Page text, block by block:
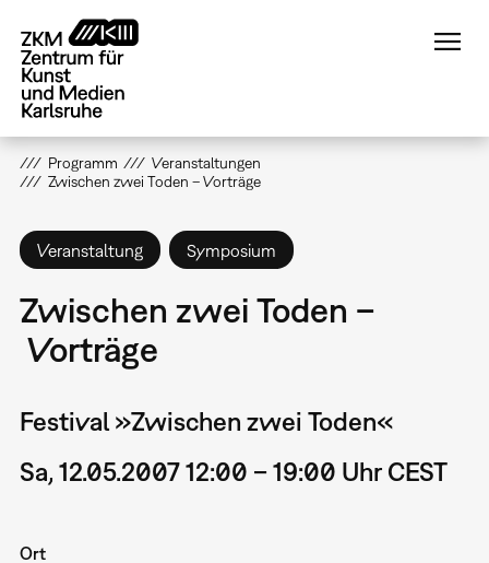
zum
Inhalt
Programm
Veranstaltungen
Zwischen zwei Toden – Vorträge
Veranstaltung Symposium
Zwischen zwei Toden –
Vorträge
Festival »Zwischen zwei Toden«
Sa, 12.05.2007 12:00 – 19:00 Uhr CEST
Ort